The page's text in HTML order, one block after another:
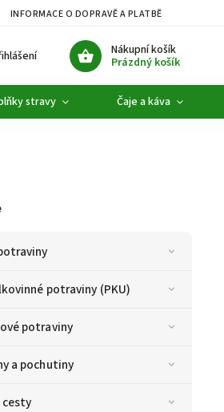
INFORMACE O DOPRAVĚ A PLATBĚ
Nákupní košík
Prázdný košík
stravy Čaje a káva
potraviny (PKU)
potraviny
a pochutiny